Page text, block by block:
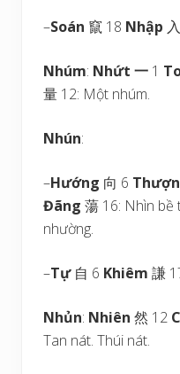
–Soán 竄 18 Nhập
Nhúm: Nhứt 一 1
量 12: Một nhúm.
Nhún:
–Hướng 向 6
Đãng 蕩 16: Nhìn bề
nhường.
–Tự 自 6 Khiêm 謙
Nhủn: Nhiên 然 12
Tan nát. Thúi nát.